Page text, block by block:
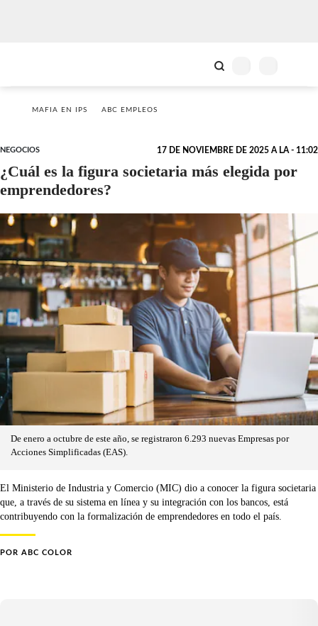
MAFIA EN IPS ABC EMPLEOS
NEGOCIOS 17 DE NOVIEMBRE DE 2025 A LA - 11:02
¿Cuál es la figura societaria más elegida por
emprendedores?
De enero a octubre de este año, se registraron 6.293 nuevas Empresas por
Acciones Simplificadas (EAS).
El Ministerio de Industria y Comercio (MIC) dio a conocer la figura societaria
que, a través de su sistema en línea y su integración con los bancos, está
contribuyendo con la formalización de emprendedores en todo el país.
POR ABC COLOR